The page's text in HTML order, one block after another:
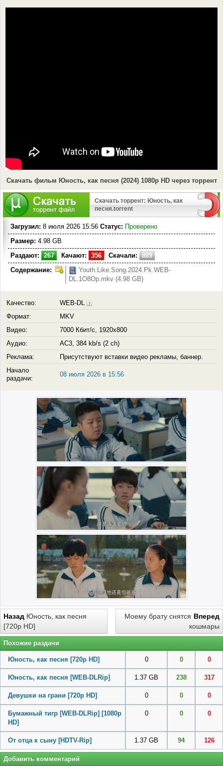
Скачать фильм Юность, как песня (2024) 1080p HD через торрент
Скачать торрент: Юность, как
песня.torrent
Загрузил: 8 июля 2026 15:56 Статус: Проверено
Размер: 4.98 GB
Раздают:
267 Качают: 356 Скачали:
889
Содержание:
Youth.Like.Song.2024.Pk.WEB-
DL.1O8Op.mkv (4.98 GB)
Качество:
WEB-DL
Формат:
MKV
Видео:
7000 Кбит/с, 1920x800
Аудио:
AC3, 384 kb/s (2 ch)
Реклама:
Присутствуют вставки видео рекламы, баннер.
Начало
раздачи:
08 июля 2026 в 15:56
Назад Юность, как песня
[720p HD]
Вперед
Моему брату снятся
кошмары
Похожие раздачи
Юность, как песня [720p HD] 0 0 0
Юность, как песня [WEB-DLRip] 1.37 GB 238 317
Девушки на грани [720p HD] 0 0 0
Бумажный тигр [WEB-DLRip] [1080p
HD]
0 0 0
От отца к сыну [HDTV-Rip] 1.37 GB 94 126
Добавить комментарий